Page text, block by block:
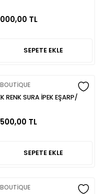
TL
SEPETE EKLE
RENK SURA İPEK EŞARP/
TL
SEPETE EKLE